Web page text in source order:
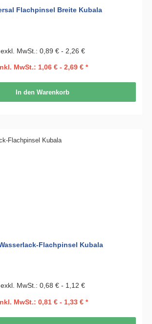
Flachpinsel Breite Kubala
exkl. MwSt.: 0,89 € - 2,26 €
MwSt.: 1,06 € - 2,69 € *
In den Warenkorb
Flachpinsel Kubala
exkl. MwSt.: 0,68 € - 1,12 €
MwSt.: 0,81 € - 1,33 € *